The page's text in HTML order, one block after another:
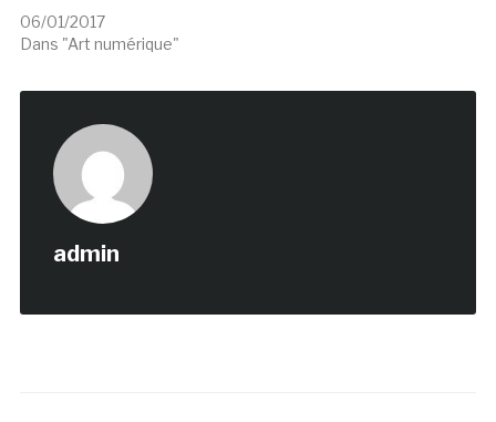
06/01/2017
Dans "Art numérique"
admin